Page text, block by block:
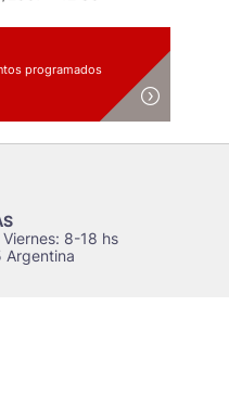
programados
8-18 hs